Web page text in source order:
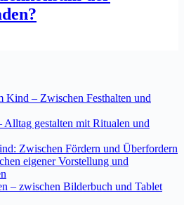
Kind – Zwischen Festhalten und
gestalten mit Ritualen und
Zwischen Fördern und Überfordern
eigener Vorstellung und
– zwischen Bilderbuch und Tablet